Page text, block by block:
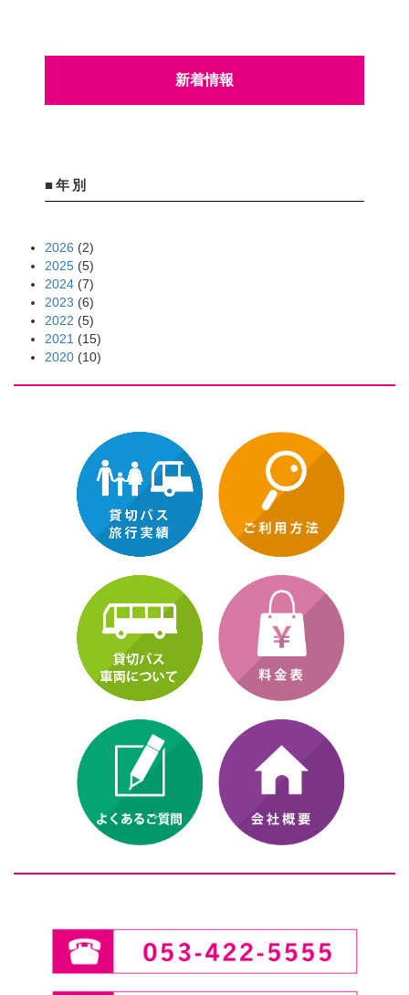
新着情報
■年別
2026 (2)
2025 (5)
2024 (7)
2023 (6)
2022 (5)
2021 (15)
2020 (10)